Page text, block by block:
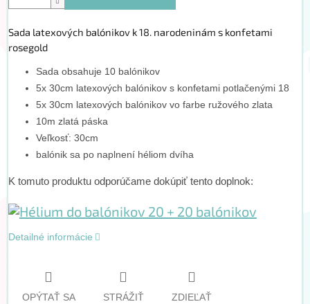
Sada latexových balónikov k 18. narodeninám s konfetami
rosegold
Sada obsahuje 10 balónikov
5x 30cm latexových balónikov s konfetami potlačenými 18
5x 30cm latexových balónikov vo farbe ružového zlata
10m zlatá páska
Veľkosť: 30cm
balónik sa po naplnení héliom dvíha
K tomuto produktu odporúčame dokúpiť tento doplnok:
Detailné informácie
OPÝTAŤ SA STRÁŽIŤ ZDIEĽAŤ